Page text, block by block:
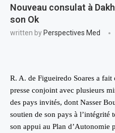
Nouveau consulat à
son Ok
written by Perspectives Med
R. A. de Figueiredo Soares a
presse conjoint avec plusieurs
des pays invités, dont Nasser
soutien de son pays à
son appui au Plan d’Autonomie